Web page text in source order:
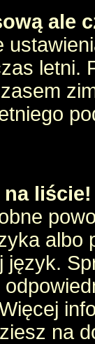
ale
letni.
na liście!
albo
język.
na